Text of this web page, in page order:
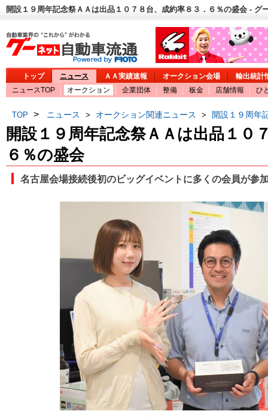
開設１９周年記念祭ＡＡは出品１０７８台、成約率８３．６％の盛会 - グ
トップ ニュース ＡＡ実績速報 オークション会場
輸出統計
ニュースTOP
オークション 企業団体 整備 板金 店舗情報 ひ
TOP > ニュース > オークション関連ニュース > 開設１９周年
開設１９周年記念祭ＡＡは出品１０
６％の盛会
名古屋会場接続後初のビッグイベントに多くの会員が参